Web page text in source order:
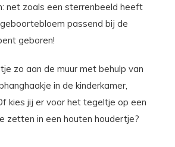
net zoals een sterrenbeeld heeft
passend bij de
geboren!
zo aan de muur met behulp van
in de kinderkamer,
kies jij er voor het tegeltje op een
zetten in een houten houdertje?